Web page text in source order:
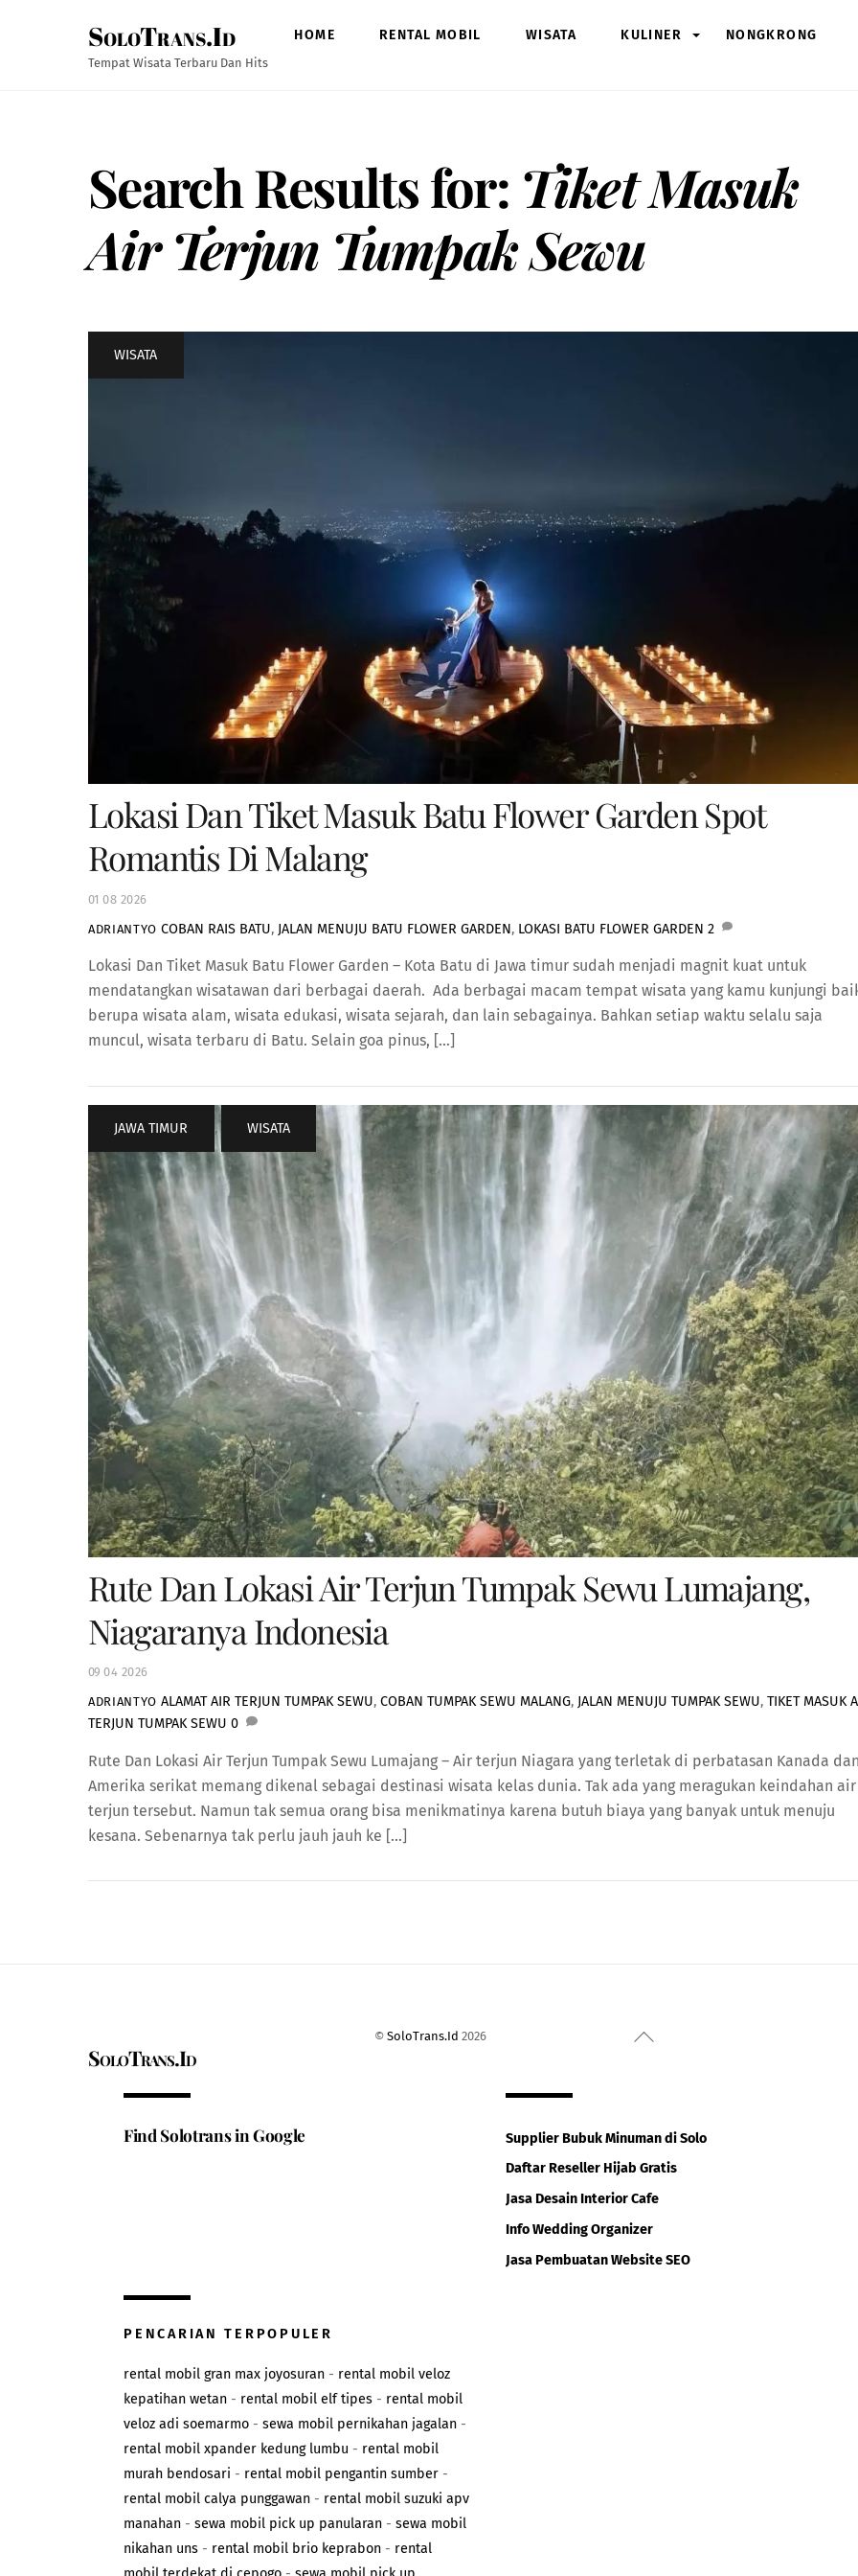
SoloTrans.Id
Tempat Wisata Terbaru Dan Hits
HOME RENTAL MOBIL WISATA KULINER NONGKRONG
Search Results for: Tiket Masuk
Air Terjun Tumpak Sewu
01 08 2026
Lokasi Dan Tiket Masuk Batu Flower Garden Spot
Romantis Di Malang
ADRIANTYO
WISATA
COBAN RAIS BATU, JALAN MENUJU BATU FLOWER GARDEN, LOKASI BATU FLOWER GARDEN 2
Lokasi Dan Tiket Masuk Batu Flower Garden – Kota Batu di Jawa timur sudah menjadi magnit kuat untuk
mendatangkan wisatawan dari berbagai daerah. Ada berbagai macam tempat wisata yang kamu kunjungi
berupa wisata alam, wisata edukasi, wisata sejarah, dan lain sebagainya. Bahkan setiap waktu selalu saja
muncul, wisata terbaru di Batu. Selain goa pinus, […]
09 04 2026
Rute Dan Lokasi Air Terjun Tumpak Sewu Lumajang,
Niagaranya Indonesia
ADRIANTYO
JAWA TIMUR , WISATA
ALAMAT AIR TERJUN TUMPAK SEWU, COBAN TUMPAK SEWU MALANG, JALAN MENUJU TUMPAK SEWU, TIKET MASUK
TERJUN TUMPAK SEWU 0
Rute Dan Lokasi Air Terjun Tumpak Sewu Lumajang – Air terjun Niagara yang terletak di perbatasan Kanada
Amerika serikat memang dikenal sebagai destinasi wisata kelas dunia. Tak ada yang meragukan keindahan air
terjun tersebut. Namun tak semua orang bisa menikmatinya karena butuh biaya yang banyak untuk menuju
kesana. Sebenarnya tak perlu jauh jauh ke […]
Back
SoloTrans.Id
©SoloTrans.Id 2026
Find Solotrans in Google
Supplier Bubuk Minuman di Solo
Daftar Reseller Hijab Gratis
Jasa Desain Interior Cafe
Info Wedding Organizer
Jasa Pembuatan Website SEO
PENCARIAN TERPOPULER
rental mobil gran max joyosuran - rental mobil veloz
kepatihan wetan - rental mobil elf tipes - rental mobil
veloz adi soemarmo -sewa mobil pernikahan jagalan -
rental mobil xpander kedung lumbu - rental mobil
murah bendosari - rental mobil pengantin sumber -
rental mobil calya punggawan - rental mobil suzuki apv
manahan -sewa mobil pick up panularan -sewa mobil
nikahan uns - rental mobil brio keprabon - rental